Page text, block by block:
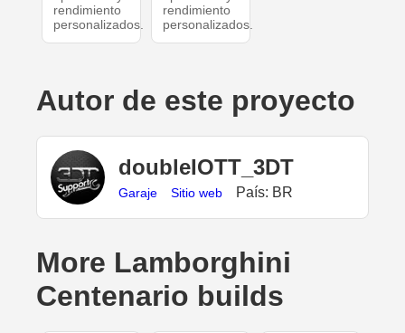
rendimiento
personalizados.
rendimiento
personalizados.
Autor de este proyecto
doubleIOTT_3DT
Garaje Sitio web País: BR
More Lamborghini
Centenario builds